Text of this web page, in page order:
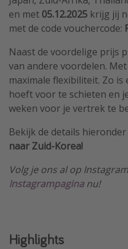
en met 05.12.2025 krijg jij
met de code vouchercode:
Naast de voordelige prijs
van andere voordelen.
maximale flexibiliteit. Zo
hoeft voor te schieten en
weken voor je vertrek te
Bekijk de details
naar Zuid-Korea!
Volg je ons al op
Instagrampaginanu!
Highlights